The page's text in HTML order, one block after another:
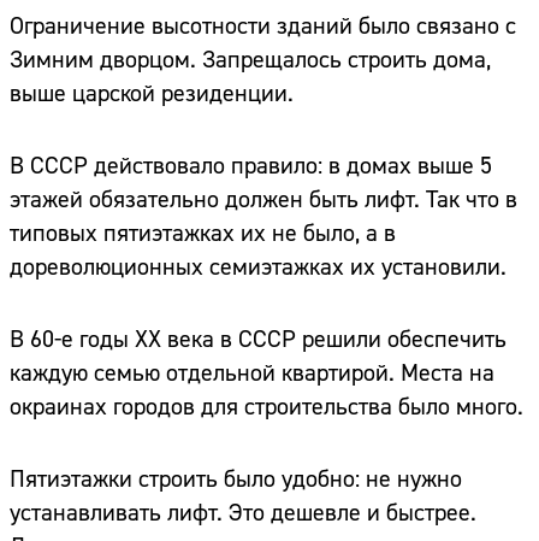
Ограничение высотности зданий было связано с
Зимним дворцом. Запрещалось строить дома,
выше царской резиденции.
В СССР действовало правило: в домах выше 5
этажей обязательно должен быть лифт. Так что в
типовых пятиэтажках их не было, а в
дореволюционных семиэтажках их установили.
В 60-е годы XX века в СССР решили обеспечить
каждую семью отдельной квартирой. Места на
окраинах городов для строительства было много.
Пятиэтажки строить было удобно: не нужно
устанавливать лифт. Это дешевле и быстрее.